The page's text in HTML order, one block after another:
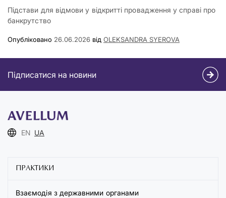
Підстави для відмови у відкритті провадження у справі про
банкрутство
Опубліковано 26.06.2026 від OLEKSANDRA SYEROVA
Підписатися на новини
EN UA
ПРАКТИКИ
Взаємодія з державними органами